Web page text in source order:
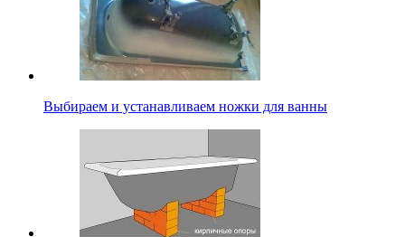
Выбираем и устанавливаем ножки для ванны